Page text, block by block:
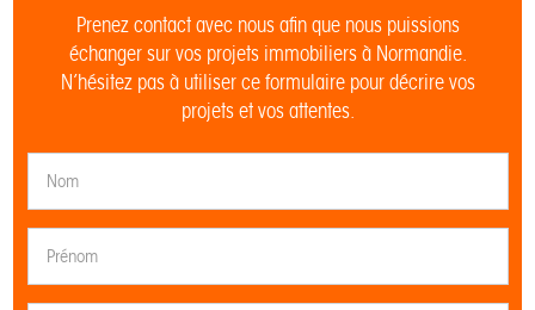
Prenez contact avec nous afin que nous puissions
échanger sur vos projets immobiliers à Normandie.
N’hésitez pas à utiliser ce formulaire pour décrire vos
projets et vos attentes.